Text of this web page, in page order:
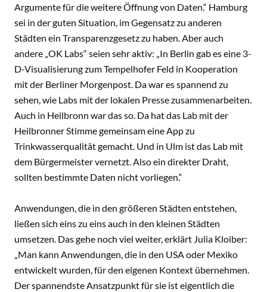
Argumente für die weitere Öffnung von Daten.“ Hamburg
sei in der guten Situation, im Gegensatz zu anderen
Städten ein Transparenzgesetz zu haben. Aber auch
andere „OK Labs“ seien sehr aktiv: „In Berlin gab es eine 3-
D-Visualisierung zum Tempelhofer Feld in Kooperation
mit der Berliner Morgenpost. Da war es spannend zu
sehen, wie Labs mit der lokalen Presse zusammenarbeiten.
Auch in Heilbronn war das so. Da hat das Lab mit der
Heilbronner Stimme gemeinsam eine App zu
Trinkwasserqualität gemacht. Und in Ulm ist das Lab mit
dem Bürgermeister vernetzt. Also ein direkter Draht,
sollten bestimmte Daten nicht vorliegen.“
Anwendungen, die in den größeren Städten entstehen,
ließen sich eins zu eins auch in den kleinen Städten
umsetzen. Das gehe noch viel weiter, erklärt Julia Kloiber:
„Man kann Anwendungen, die in den USA oder Mexiko
entwickelt wurden, für den eigenen Kontext übernehmen.
Der spannendste Ansatzpunkt für sie ist eigentlich die